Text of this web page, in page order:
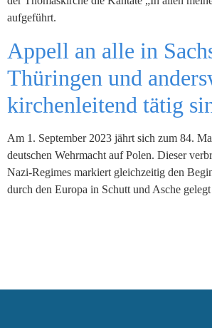
aufgeführt.
Appell an alle in
Thüringen und
kirchenleitend tätig
Am 1. September 2023 jährt sich zum 84.
deutschen Wehrmacht auf Polen. Dieser
Nazi-Regimes markiert gleichzeitig den
durch den Europa in Schutt und Asche